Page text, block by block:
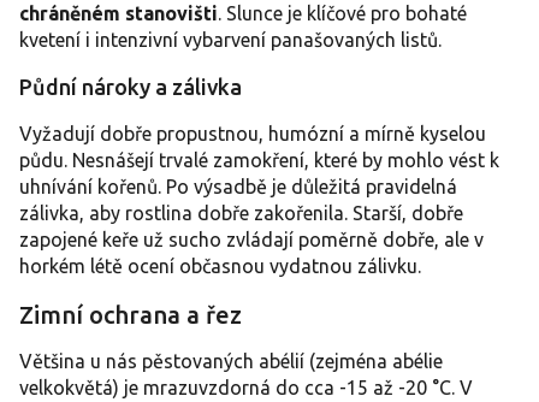
chráněném stanovišti . Slunce je klíčové pro bohaté
kvetení i intenzivní vybarvení panašovaných listů.
Půdní nároky a zálivka
Vyžadují dobře propustnou, humózní a mírně kyselou
půdu. Nesnášejí trvalé zamokření, které by mohlo vést k
uhnívání kořenů. Po výsadbě je důležitá pravidelná
zálivka, aby rostlina dobře zakořenila. Starší, dobře
zapojené keře už sucho zvládají poměrně dobře, ale v
horkém létě ocení občasnou vydatnou zálivku.
Zimní ochrana a řez
Většina u nás pěstovaných abélií (zejména abélie
velkokvětá) je mrazuvzdorná do cca -15 až -20 °C. V